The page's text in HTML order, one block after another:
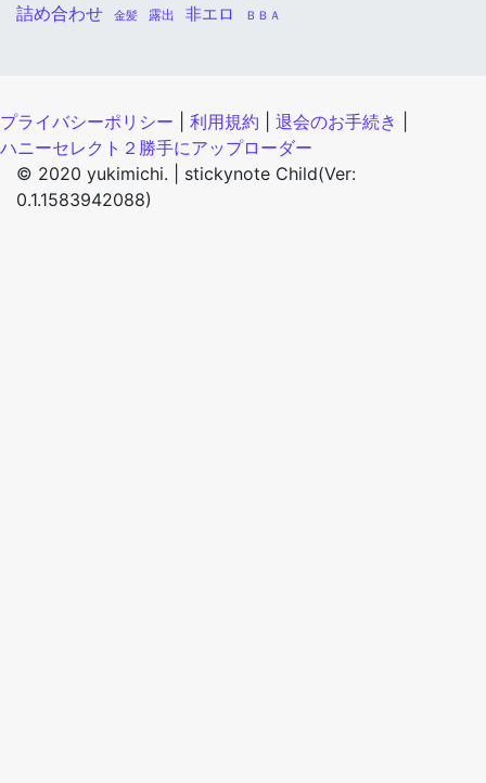
詰め合わせ 金髪 露出 非エロ ＢＢＡ
プライバシーポリシー 利用規約 退会のお手続き
ハニーセレクト２勝手にアップローダー
© 2020 yukimichi. | stickynote Child(Ver:
0.1.1583942088)